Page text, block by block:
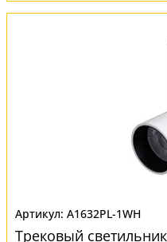
A1632PL-1WH
Трековый